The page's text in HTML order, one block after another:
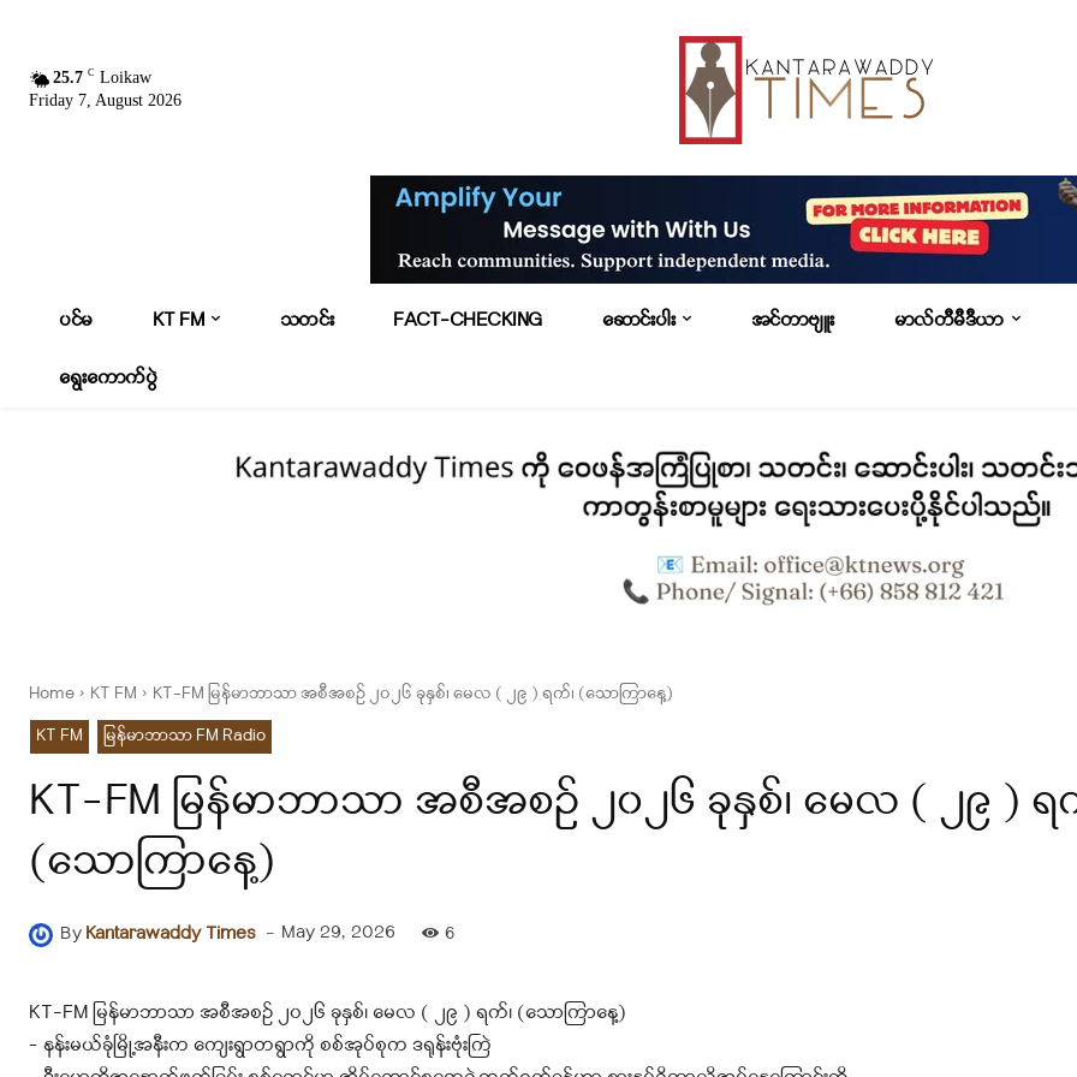
25.7 C Loikaw
Friday 7, August 2026
ပင်မ KT FM သတင်း FACT-CHECKING ဆောင်းပါး အင်တာဗျူး မာလ်တီမီဒီယာ
ရွေးကောက်ပွဲ
Home KT FM
KT-FM မြန်မာဘာသာ အစီအစဉ် ၂၀၂၆ ခုနှစ်၊ မေလ ( ၂၉ ) ရက်၊ (သောကြာနေ့)
KT FM
မြန်မာဘာသာ FM Radio
KT-FM မြန်မာဘာသာ အစီအစဉ် ၂၀၂၆ ခုနှစ်၊ မေလ ( ၂၉ ) ရ
(သောကြာနေ့)
ByKantarawaddy Times - May 29, 2026 6
KT-FM မြန်မာဘာသာ အစီအစဉ် ၂၀၂၆ ခုနှစ်၊ မေလ ( ၂၉ ) ရက်၊ (သောကြာနေ့)
– နန်းမယ်ခုံမြို့အနီးက ကျေးရွာတရွာကို စစ်အုပ်စုက ဒရုန်းဗုံးကြဲ